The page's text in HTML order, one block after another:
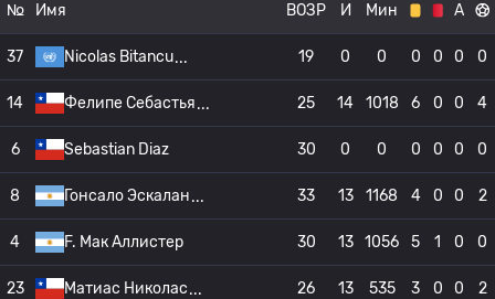
№ Имя ВОЗР И Мин А
37 Nicolas Bitancu 19 0 0 0 0 0 0
14 Фелипе Себастья 25 14 1018 6 0 0 4
6 Sebastian Diaz 30 0 0 0 0 0 0
8 Гонсало Эскалан 33 13 1168 4 0 0 2
4 F. Мак Аллистер 30 13 1056 5 1 0 0
23 Матиас Николас 26 13 535 3 0 0 2